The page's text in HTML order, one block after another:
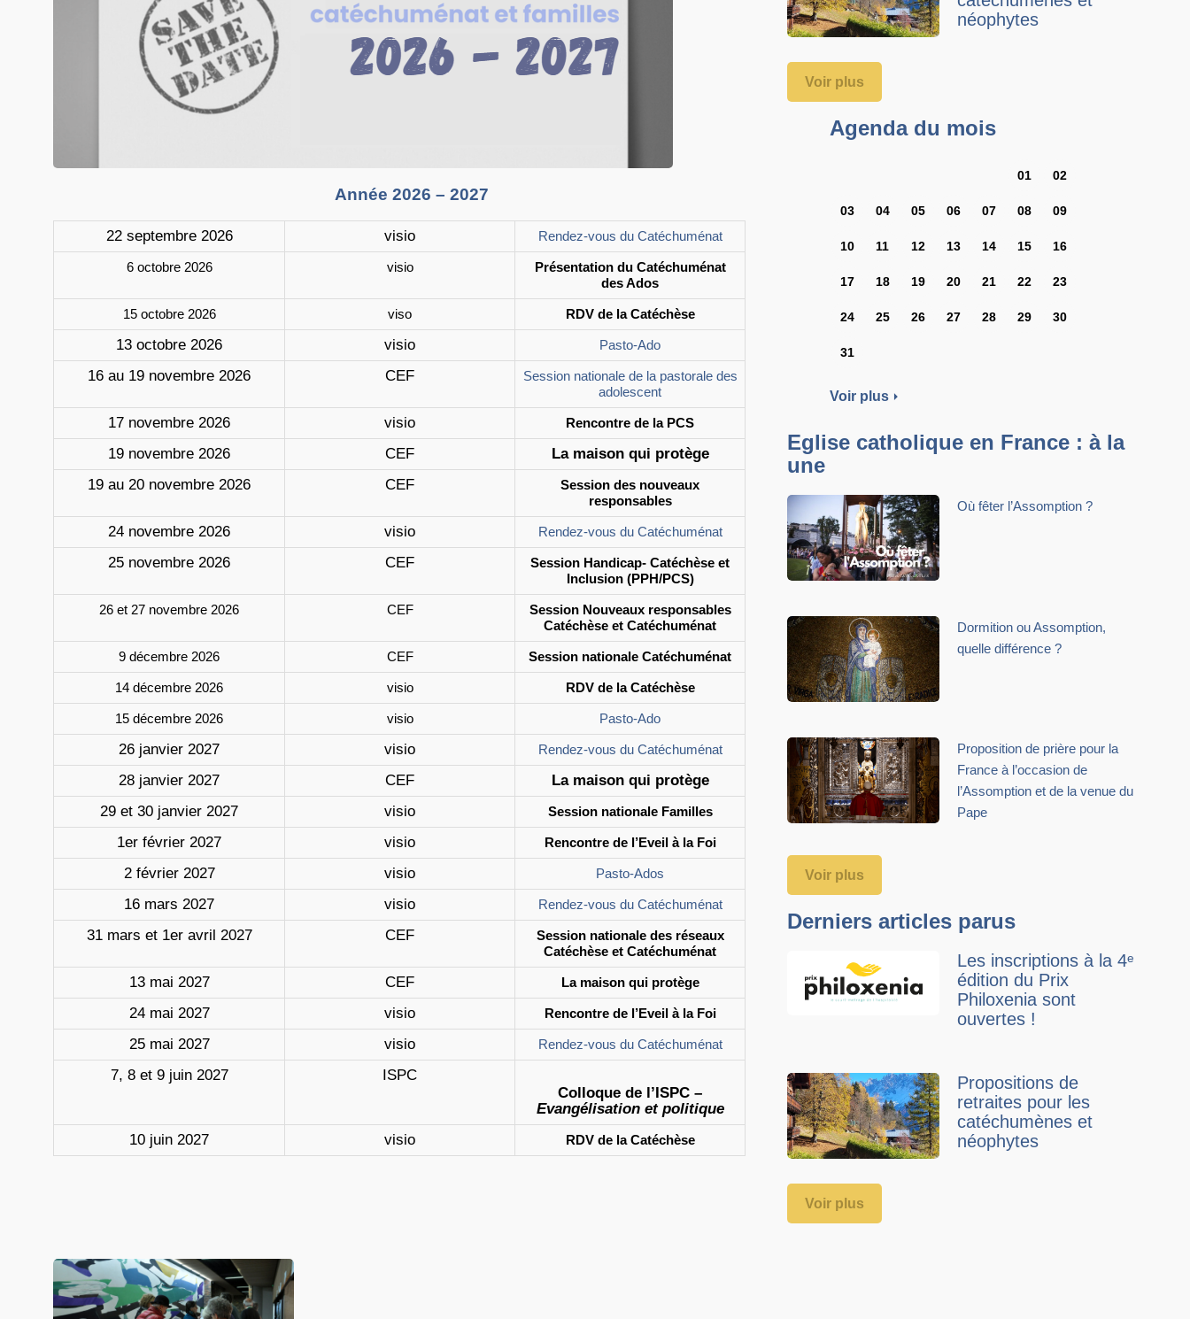
Année 2026 – 2027
22 septembre 2026 visio Rendez-vous du Catéchuménat
6 octobre 2026 visio
Présentation du Catéchuménat
des Ados
15 octobre 2026 viso RDV de la Catéchèse
13 octobre 2026 visio Pasto-Ado
16 au 19 novembre 2026 CEF
Session nationale de la pastorale des
adolescent
17 novembre 2026 visio Rencontre de la PCS
19 novembre 2026 CEF
La maison qui protège
19 au 20 novembre 2026
CEF
Session des nouveaux
responsables
24 novembre 2026 visio Rendez-vous du Catéchuménat
25 novembre 2026 CEF
Session Handicap- Catéchèse et
Inclusion (PPH/PCS)
26 et 27 novembre 2026 CEF
Session Nouveaux responsables
Catéchèse et Catéchuménat
9 décembre 2026 CEF Session nationale Catéchuménat
14 décembre 2026 visio RDV de la Catéchèse
15 décembre 2026 visio Pasto-Ado
26 janvier 2027 visio Rendez-vous du Catéchuménat
28 janvier 2027 CEF
La maison qui protège
29 et 30 janvier 2027
visio Session nationale Familles
1er février 2027 visio Rencontre de l’Eveil à la Foi
2 février 2027 visio Pasto-Ados
16 mars 2027 visio Rendez-vous du Catéchuménat
31 mars et 1er avril 2027 CEF
Session nationale des réseaux
Catéchèse et Catéchuménat
13 mai 2027 CEF La maison qui protège
24 mai 2027 visio Rencontre de l’Eveil à la Foi
25 mai 2027 visio Rendez-vous du Catéchuménat
7, 8 et 9 juin 2027
ISPC
Colloque de l’ISPC –
Evangélisation et politique
10 juin 2027
visio RDV de la Catéchèse
néophytes
Voir plus
Agenda du mois
01 02
03 04 05 06 07 08 09
10 11 12 13 14 15 16
17 18 19 20 21 22 23
24 25 26 27 28 29 30
31
Voir plus
Eglise catholique en France : à la
une
Où fêter l’Assomption ?
Dormition ou Assomption,
quelle différence ?
Proposition de prière pour la
France à l’occasion de
l’Assomption et de la venue du
Pape
Voir plus
Derniers articles parus
Les inscriptions à la 4ᵉ
édition du Prix
Philoxenia sont
ouvertes !
Propositions de
retraites pour les
catéchumènes et
néophytes
Voir plus